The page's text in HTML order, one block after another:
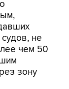
не
чем 50
зону